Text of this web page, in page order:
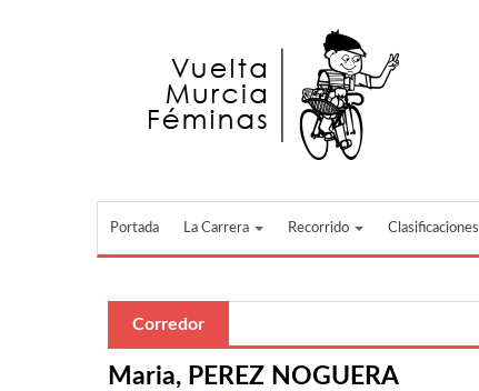
Portada La Carrera Recorrido Clasificaciones
Corredor
Maria, PEREZ NOGUERA